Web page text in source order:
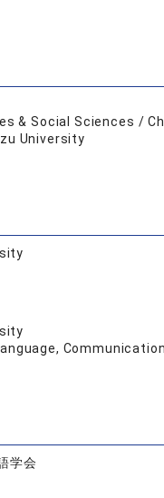
& Social Sciences /
University
学会